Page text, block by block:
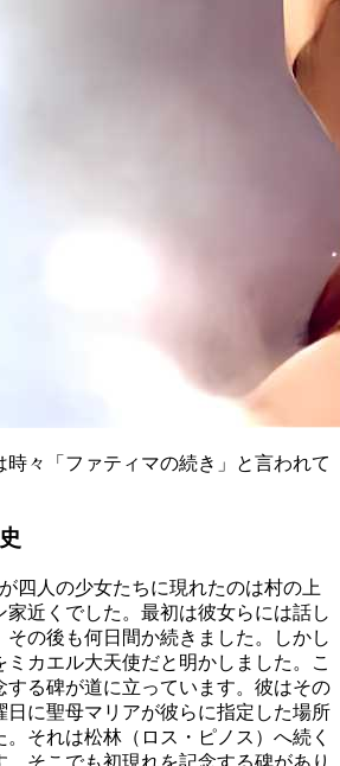
時々「ファティマの続き」と言われて
四人の少女たちに現れたのは村の上
近くでした。最初は彼女らには話し
の後も何日間か続きました。しかし
ミカエル大天使だと明かしました。こ
する碑が道に立っています。彼はその
日に聖母マリアが彼らに指定した場所
それは松林（ロス・ピノス）へ続く